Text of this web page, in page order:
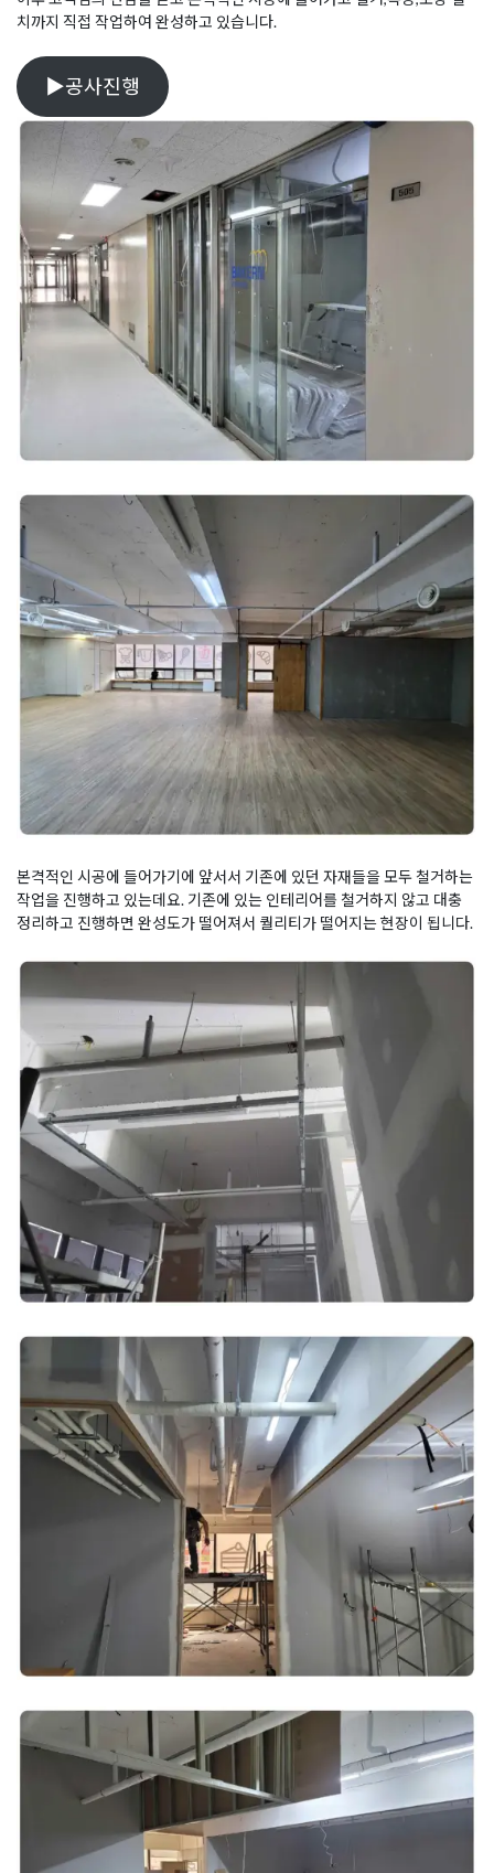
치까지 직접 작업하여 완성하고 있습니다.
▶공사진행
본격적인 시공에 들어가기에 앞서서 기존에 있던 자재들을 모두 철거하는
작업을 진행하고 있는데요. 기존에 있는 인테리어를 철거하지 않고 대충
정리하고 진행하면 완성도가 떨어져서 퀄리티가 떨어지는 현장이 됩니다.